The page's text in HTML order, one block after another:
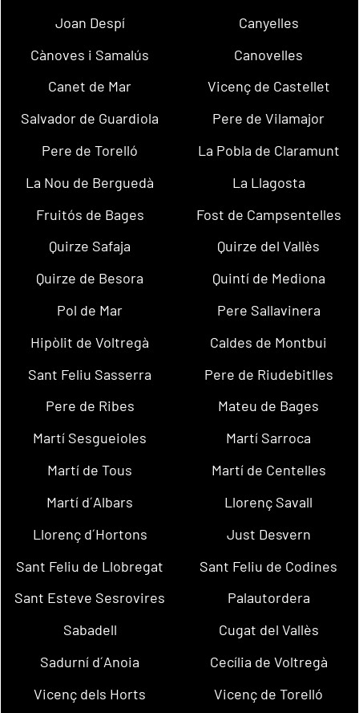
Joan Despí
Canyelles
Cànoves i Samalús
Canovelles
Canet de Mar
Vicenç de Castellet
Salvador de Guardiola
Pere de Vilamajor
Pere de Torelló
La Pobla de Claramunt
La Nou de Berguedà
La Llagosta
Fruitós de Bages
Fost de Campsentelles
Quirze Safaja
Quirze del Vallès
Quirze de Besora
Quintí de Mediona
Pol de Mar
Pere Sallavinera
Hipòlit de Voltregà
Caldes de Montbui
Sant Feliu Sasserra
Pere de Riudebitlles
Pere de Ribes
Mateu de Bages
Martí Sesgueioles
Martí Sarroca
Martí de Tous
Martí de Centelles
Martí d´Albars
Llorenç Savall
Llorenç d´Hortons
Just Desvern
Sant Feliu de Llobregat
Sant Feliu de Codines
Sant Esteve Sesrovires
Palautordera
Sabadell
Cugat del Vallès
Sadurní d´Anoia
Cecília de Voltregà
Vicenç dels Horts
Vicenç de Torelló